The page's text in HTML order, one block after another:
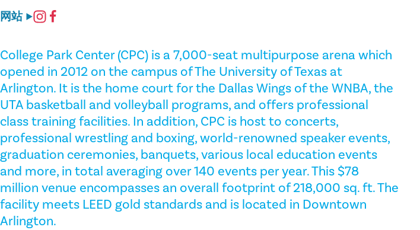
网站
College Park Center (CPC) is a 7,000-seat multipurpose arena which
opened in 2012 on the campus of The University of Texas at
Arlington. It is the home court for the Dallas Wings of the WNBA, the
UTA basketball and volleyball programs, and offers professional
class training facilities. In addition, CPC is host to concerts,
professional wrestling and boxing, world-renowned speaker events,
graduation ceremonies, banquets, various local education events
and more, in total averaging over 140 events per year. This $78
million venue encompasses an overall footprint of 218,000 sq. ft. The
facility meets LEED gold standards and is located in Downtown
Arlington.